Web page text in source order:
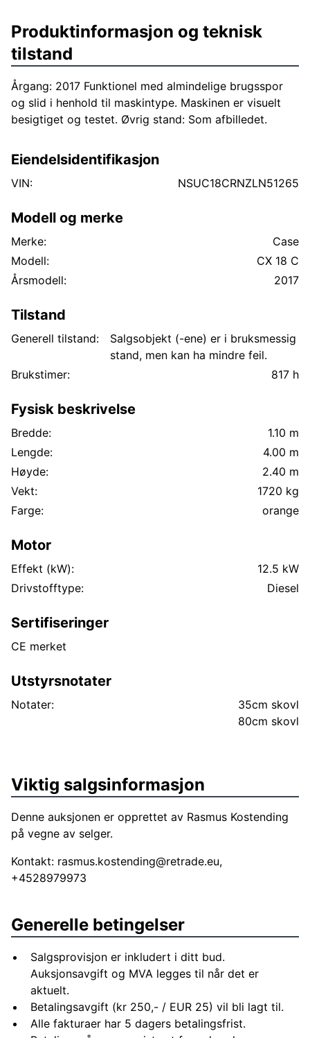
Produktinformasjon og teknisk
tilstand
Årgang: 2017 Funktionel med almindelige brugsspor
og slid i henhold til maskintype. Maskinen er visuelt
besigtiget og testet. Øvrig stand: Som afbilledet.
Eiendelsidentifikasjon
VIN: NSUC18CRNZLN51265
Modell og merke
Merke:
Case
Modell:
CX 18 C
Årsmodell:
2017
Tilstand
Generell tilstand:
Salgsobjekt (-ene) er i bruksmessig
stand, men kan ha mindre feil.
Brukstimer:
817 h
Fysisk beskrivelse
Bredde:
1.10 m
Lengde:
4.00 m
Høyde:
2.40 m
Vekt:
1720 kg
Farge:
orange
Motor
Effekt (kW):
12.5 kW
Drivstofftype:
Diesel
Sertifiseringer
CE merket
Utstyrsnotater
Notater:
35cm skovl
80cm skovl
Viktig salgsinformasjon
Denne auksjonen er opprettet av Rasmus Kostending
på vegne av selger.
Kontakt: rasmus.kostending@retrade.eu,
+4528979973
Generelle betingelser
Salgsprovisjon er inkludert i ditt bud.
Auksjonsavgift og MVA legges til når det er
aktuelt.
Betalingsavgift (kr 250,- / EUR 25) vil bli lagt til.
Alle fakturaer har 5 dagers betalingsfrist.